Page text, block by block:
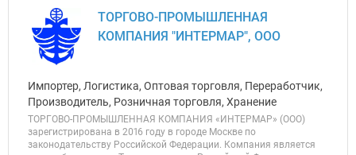
ТОРГОВО-ПРОМЫШЛЕННАЯ
КОМПАНИЯ "ИНТЕРМАР", ООО
Импортер, Логистика, Оптовая торговля, Переработчик,
Производитель, Розничная торговля, Хранение
ТОРГОВО-ПРОМЫШЛЕННАЯ КОМПАНИЯ «ИНТЕРМАР» (ООО)
зарегистрирована в 2016 году в городе Москве по
законодательству Российской Федерации. Компания является